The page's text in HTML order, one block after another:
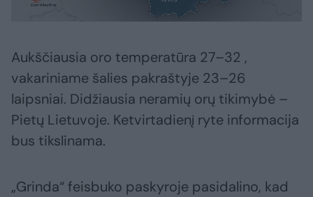
Aukščiausia oro temperatūra 27–32 ,
vakariniame šalies pakraštyje 23–26
laipsniai. Didžiausia neramių orų tikimybė –
Pietų Lietuvoje. Ketvirtadienį ryte informacija
bus tikslinama.
„Grinda“ feisbuko paskyroje pasidalino, kad